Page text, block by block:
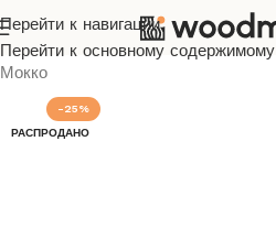
Перейти к навигации
Перейти к основному содержимому
Главная/ Розетки и выключатели/
Мокко
-25%
РАСПРОДАНО